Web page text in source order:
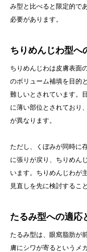
み型と比べると限定的で
必要があります。
ちりめんじわ型へ
ちりめんじわは皮膚表面
のボリューム補填を目的
難しいとされています。
に薄い部位とされており
が異なります。
ただし、くぼみが同時に
に張りが戻り、ちりめん
います。ちりめんじわが
見直しを先に検討するこ
たるみ型への適応
たるみ型は、眼窩脂肪が
膚にシワが寄るというメ